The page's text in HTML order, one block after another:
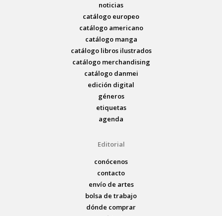
noticias
catálogo europeo
catálogo americano
catálogo manga
catálogo libros ilustrados
catálogo merchandising
catálogo danmei
edición digital
géneros
etiquetas
agenda
Editorial
conócenos
contacto
envío de artes
bolsa de trabajo
dónde comprar